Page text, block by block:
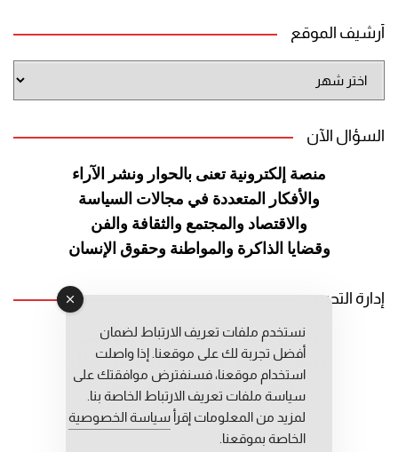
أرشيف الموقع
الموقع
السؤال الآن
منصة إلكترونية تعنى بالحوار ونشر الآراء
والأفكار المتعددة في مجالات السياسة
والاقتصاد والمجتمع والثقافة والفن
وقضايا الذاكرة والمواطنة وحقوق الإنسان
إدارة التحرير
رئيس التحرير: عبد الرحيم التوراني
رئيس التحرير المساعد: المعطي قبال
مديرة التحرير: فاطمة حوحو
نستخدم ملفات تعريف الارتباط لضمان
أفضل تجربة لك على موقعنا. إذا واصلت
استخدام موقعنا، فسنفترض موافقتك على
سياسة ملفات تعريف الارتباط الخاصة بنا.
لمزيد من المعلومات إقرأ سياسة الخصوصية
الخاصة بموقعنا.